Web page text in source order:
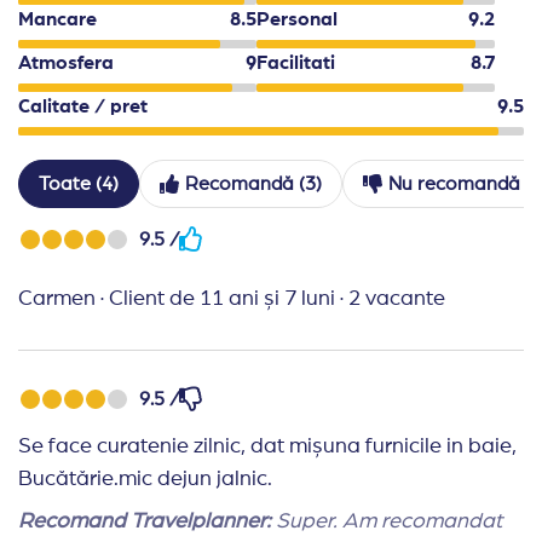
Mancare 8.5Personal 9.2
Atmosfera 9Facilitati 8.7
Calitate / pret 9.5
Toate (4) Recomandă (3) Nu recomandă
9.5 /
Carmen · Client de 11 ani și 7 luni · 2 vacante
9.5 /
Se face curatenie zilnic, dat mișuna furnicile in baie,
Bucătărie.mic dejun jalnic.
Recomand Travelplanner:Super. Am recomandat